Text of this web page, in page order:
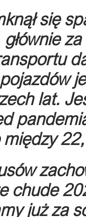
się
lat.
chude
już za